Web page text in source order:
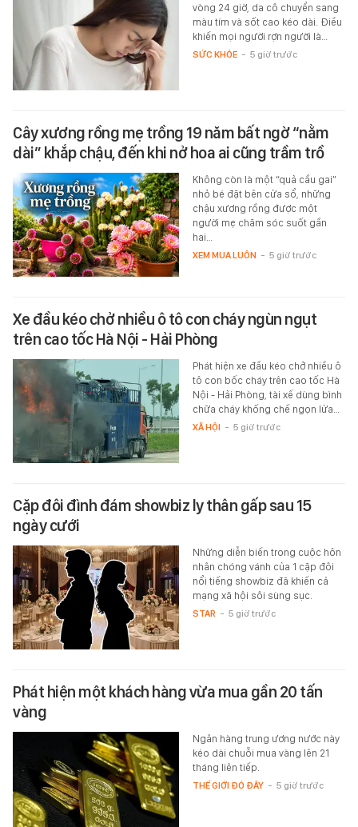
vòng 24 giờ, da cô chuyển sang
màu tím và sốt cao kéo dài. Điều
khiến mọi người rợn người là…
SỨC KHỎE - 5 giờ trước
Cây xương rồng mẹ trồng 19 năm bất ngờ “nằm
dài” khắp chậu, đến khi nở hoa ai cũng trầm trồ
Không còn là một “quả cầu gai”
nhỏ bé đặt bên cửa sổ, những
chậu xương rồng được một
người mẹ chăm sóc suốt gần
hai…
XEM MUA LUÔN - 5 giờ trước
Xe đầu kéo chở nhiều ô tô con cháy ngùn ngụt
trên cao tốc Hà Nội - Hải Phòng
Phát hiện xe đầu kéo chở nhiều ô
tô con bốc cháy trên cao tốc Hà
Nội - Hải Phòng, tài xế dùng bình
chữa cháy khống chế ngọn lửa…
XÃ HỘI - 5 giờ trước
Cặp đôi đình đám showbiz ly thân gấp sau 15
ngày cưới
Những diễn biến trong cuộc hôn
nhân chóng vánh của 1 cặp đôi
nổi tiếng showbiz đã khiến cả
mạng xã hội sôi sùng sục.
STAR - 5 giờ trước
Phát hiện một khách hàng vừa mua gần 20 tấn
vàng
Ngân hàng trung ương nước này
kéo dài chuỗi mua vàng lên 21
tháng liên tiếp.
THẾ GIỚI ĐÓ ĐÂY - 5 giờ trước